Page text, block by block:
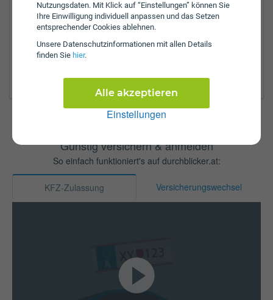
Nutzungsdaten. Mit Klick auf “Einstellungen” können Sie
Ihre Einwilligung individuell anpassen und das Setzen
entsprechender Cookies ablehnen.
Unsere Daten­schutz­informationen mit allen Details
finden Sie hier.
Einstellungen
Alle akzeptieren
Linz Land
Ried im Innkreis
Steyr Enns
Vöcklabruck
Wels
Günstig versichern & anmelden
So einfach funktioniert's auf durchblicker.at:
KFZ-Zulassung Versicherungswechsel